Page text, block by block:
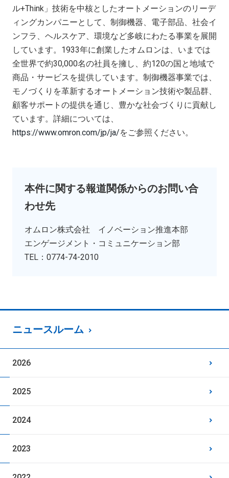
ル+Think」技術を中核としたオートメーションのリーデ
ィングカンパニーとして、制御機器、電子部品、社会イ
ンフラ、ヘルスケア、環境など多岐にわたる事業を展開
しています。1933年に創業したオムロンは、いまでは
全世界で約30,000名の社員を擁し、約120の国と地域で
商品・サービスを提供しています。制御機器事業では、
モノづくりを革新するオートメーション技術や製品群、
顧客サポートの提供を通じ、豊かな社会づくりに貢献し
ています。詳細については、
https://www.omron.com/jp/ja/をご参照ください。
本件に関する報道関係からのお問い合
わせ先
オムロン株式会社 イノベーション推進本部
エンゲージメント・コミュニケーション部
TEL：0774-74-2010
ニュースルーム
2026
2025
2024
2023